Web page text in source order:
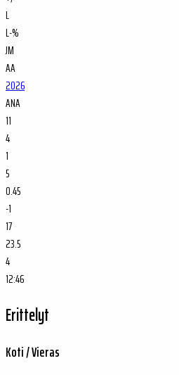
L
L-%
JM
AA
2026
ANA
11
4
1
5
0.45
-1
17
23.5
4
12:46
Erittelyt
Koti / Vieras